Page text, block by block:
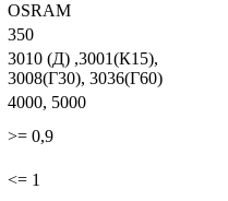
OSRAM
350
3010 (Д) ,3001(К15),
3008(Г30), 3036(Г60)
4000, 5000
>= 0,9
<= 1